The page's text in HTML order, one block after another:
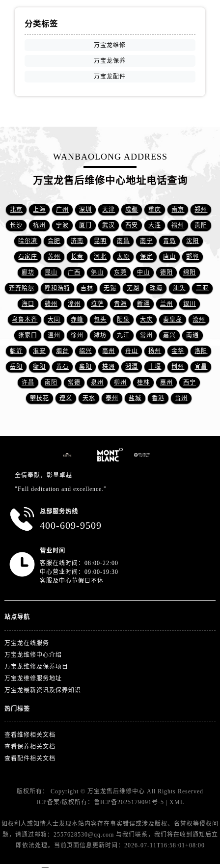
浙江省绍兴市越城区胜利东路379号世茂天际中心写字楼8层805室万宝龙售后服务中心（需提前预约）
广东省惠州市惠城区江北文昌一路7号华贸大厦1座30层3005室万宝龙售后服务中心（需提前预约）
广东省江门市蓬江区广场西路万宝龙售后服务中心（需提前预约）
广东省揭阳市榕城进贤门步行街万宝龙售后服务中心（需提前预约）
广东省茂名市电白区水东街道迎宾大道万宝龙售后服务中心（需提前预约）
广东省梅州市梅江区金燕大道万宝龙售后服务中心（需提前预约）
广东省清远市清城区湖西路万宝龙售后服务中心（需提前预约）
广东省汕头市龙湖区长平路万宝龙售后服务中心（需提前预约）
广东省汕尾市城区香洲街道园林社区翠园街万宝龙售后服务中心（需提前预约）
广东省韶关市武江区芙蓉新区与老城中心交汇处万宝龙售后服务中心（需提前预约）
广东省深圳市罗湖区深南东路5001号华润大厦17层1701室万宝龙售后服务中心（需提前预约）
广东省阳江市江城区东风一路万宝龙售后服务中心（需提前预约）
广东省云浮市云城区金山路万宝龙售后服务中心（需提前预约）
广东省湛江市赤坎区观海北路万宝龙售后服务中心（需提前预约）
广东省肇庆市端州区信安大道与砚都大道交汇处万宝龙售后服务中心（需提前预约）
香港特别行政区九龙区油尖旺区弥敦道万宝龙售后服务中心（需提前预约）
河南省焦作市解放区解放路万宝龙售后服务中心（需提前预约）
河南省漯河市源汇区交通路万宝龙售后服务中心（需提前预约）
河南省南阳市宛城区范蠡东路与南都路交叉口万宝龙售后服务中心（需提前预约）
分类标签
万宝龙维修
万宝龙保养
万宝龙配件
WANBAOLONG ADDRESS
万宝龙售后维修中心地址电话查询
北京 上海 广州 深圳 天津 成都 重庆 南京 郑州
长沙 杭州 宁波 厦门 武汉 西安 大连 福州 贵阳
哈尔滨 合肥 济南 昆明 南昌 南宁 青岛 沈阳
石家庄 苏州 长春 河北 太原 保定 唐山 邯郸
廊坊 昆山 广西 佛山 东莞 中山 德阳 绵阳
齐齐哈尔 呼和浩特 吉林 无锡 芜湖 珠海 汕头 三亚
海口 赣州 漳州 拉萨 青海 新疆 兰州 银川
乌鲁木齐 大同 赤峰 包头 阳泉 大庆 秦皇岛 沧州
张家口 温州 徐州 潍坊 九江 常州 嘉兴 南通
临沂 淮安 烟台 绍兴 亳州 舟山 扬州 金华 洛阳
岳阳 衡阳 黄石 襄阳 株洲 湘潭 十堰 荆州 宜昌
许昌 南阳 常德 泉州 柳州 桂林 惠州 西宁
攀枝花 遵义 天水 泰州 盐城 香港 台州
全情奉献，彰显卓越
"Full dedication and excellence.”
总部服务热线
400-609-9509
营业时间
客服在线时间：08:00-22:00
中心营业时间：09:00-19:30
客服及中心节假日不休
站点导航
万宝龙在线服务
万宝龙维修中心介绍
万宝龙维修及保养项目
万宝龙维修服务地址
万宝龙最新资讯及保养知识
热门标签
查看维修相关文档
查看保养相关文档
查看配件相关文档
版权所有： Copyright © 万宝龙售后维修中心 All Rights Reserved
ICP备案/版权所有： 鲁ICP备2025179091号-5 XML
如权利人或知情人士发现本站内容存在事实错误或涉及版权、名誉权等侵权问
题，请通过邮箱：2557628530@qq.com 与我们联系，我们将在收到通知后立
即依法处理。当前页面信息更新时间：2026-07-11T16:58:01+08:00